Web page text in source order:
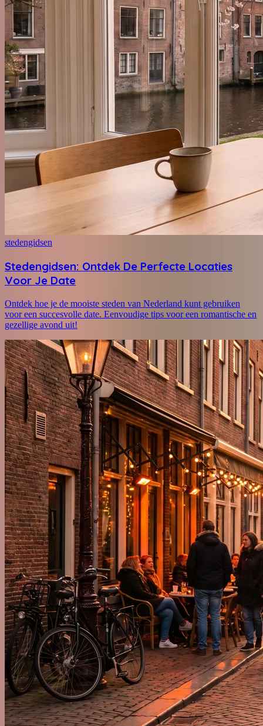
stedengidsen
Stedengidsen: Ontdek De Perfecte Locaties
Voor Je Date
Ontdek hoe je de mooiste steden van Nederland kunt gebruiken
voor een succesvolle date. Eenvoudige tips voor een romantische en
gezellige avond uit!